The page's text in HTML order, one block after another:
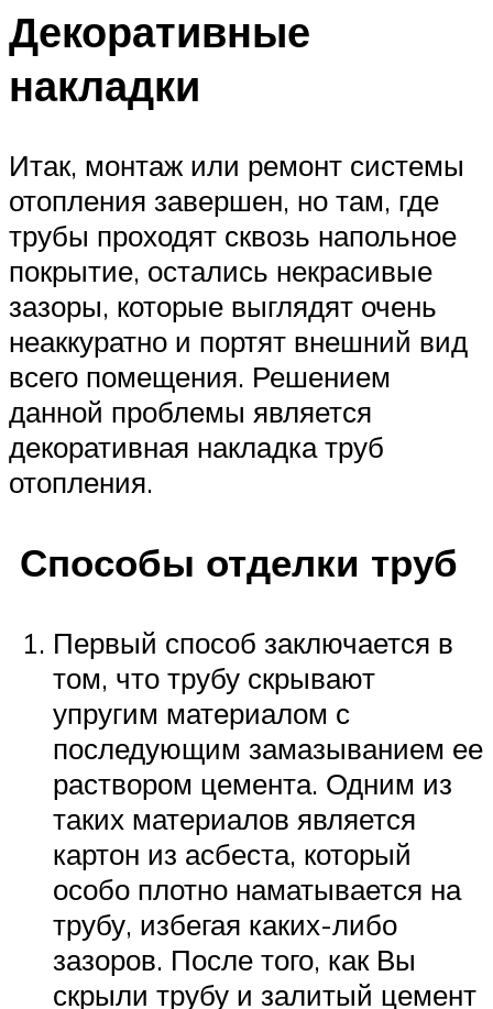
Декоративные
накладки
Итак, монтаж или ремонт системы
отопления завершен, но там, где
трубы проходят сквозь напольное
покрытие, остались некрасивые
зазоры, которые выглядят очень
неаккуратно и портят внешний вид
всего помещения. Решением
данной проблемы является
декоративная накладка труб
отопления.
Способы отделки труб
Первый способ заключается в
том, что трубу скрывают
упругим материалом с
последующим замазыванием ее
раствором цемента. Одним из
таких материалов является
картон из асбеста, который
особо плотно наматывается на
трубу, избегая каких-либо
зазоров. После того, как Вы
скрыли трубу и залитый цемент